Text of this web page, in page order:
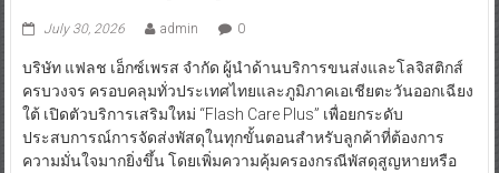
July 30, 2026 admin 0
บริษัท แฟลช เอ็กซ์เพรส จำกัด ผู้นำด้านบริการขนส่งและโลจิสติกส์
ครบวงจร ครอบคลุมทั่วประเทศไทยและภูมิภาคเอเชียตะวันออกเฉียง
ใต้ เปิดตัวบริการเสริมใหม่ “Flash Care Plus” เพื่อยกระดับ
ประสบการณ์การจัดส่งพัสดุในทุกขั้นตอนสำหรับลูกค้าที่ต้องการ
ความมั่นใจมากยิ่งขึ้น โดยเพิ่มความคุ้มครองกรณีพัสดุสูญหายหรือ